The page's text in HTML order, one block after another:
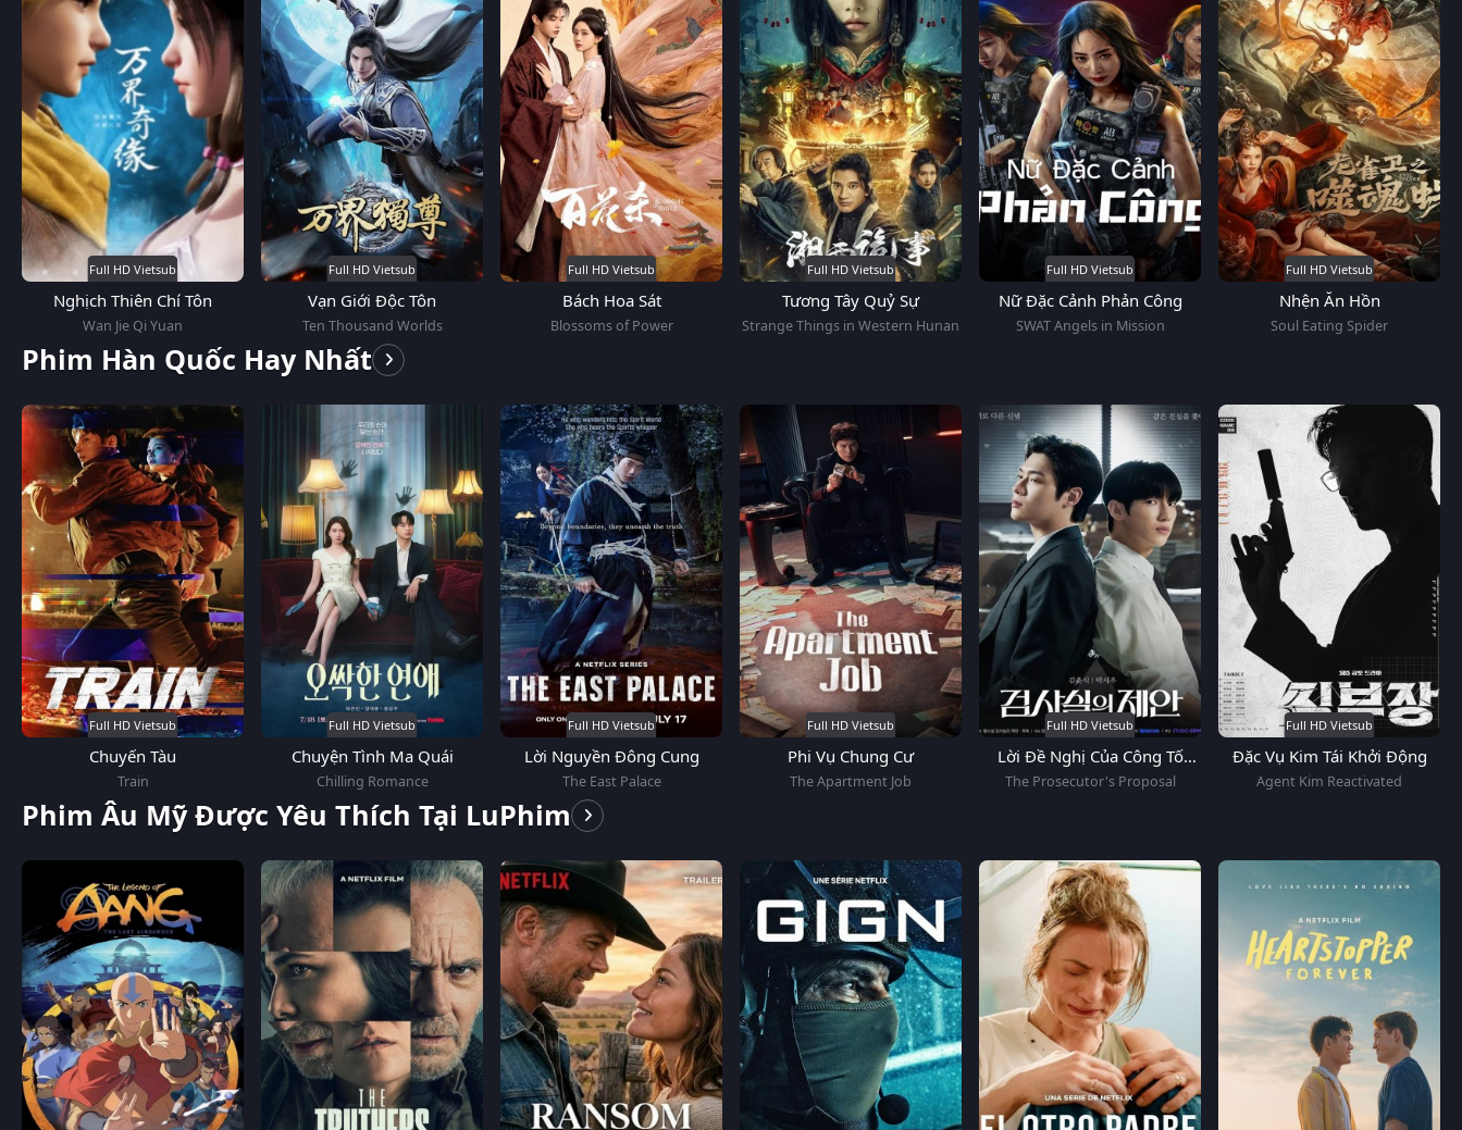
Full HD Vietsub
Nghịch Thiên Chí Tôn
Wan Jie Qi Yuan
Full HD Vietsub
Vạn Giới Độc Tôn
Ten Thousand Worlds
Full HD Vietsub
Bách Hoa Sát
Blossoms of Power
Full HD Vietsub
Tương Tây Quỷ Sự
Strange Things in Western Hunan
Full HD Vietsub
Nữ Đặc Cảnh Phản Công
SWAT Angels in Mission
Full HD Vietsub
Nhện Ăn Hồn
Soul Eating Spider
Phim Hàn Quốc Hay Nhất
Full HD Vietsub
Chuyến Tàu
Train
Full HD Vietsub
Chuyện Tình Ma Quái
Chilling Romance
Full HD Vietsub
Lời Nguyền Đông Cung
The East Palace
Full HD Vietsub
Phi Vụ Chung Cư
The Apartment Job
Full HD Vietsub
Lời Đề Nghị Của Công Tố
Viên
The Prosecutor's Proposal
Full HD Vietsub
Đặc Vụ Kim Tái Khởi Động
Agent Kim Reactivated
Phim Âu Mỹ Được Yêu Thích Tại LuPhim